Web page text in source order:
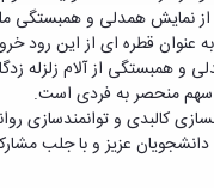
نمایش همدلی و همبستگی
به عنوان قطره ای از این
و همبستگی از آلام زلزله
سهم منحصر به فردی است.
کالبدی و توانمندسازی
عزیز و با جلب